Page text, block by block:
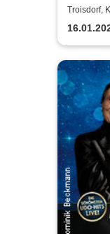
Troisdorf,